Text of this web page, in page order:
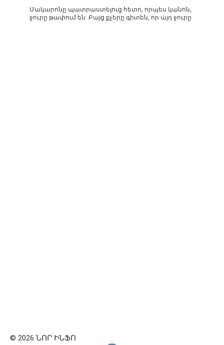
Մակարոնը պատրաստելուց հետո, որպես կանոն,
ջուրը թափում են: Բայց քչերը գիտեն, որ այդ ջուրը
© 2026 ՆՈՐ ԻՆՖՈ